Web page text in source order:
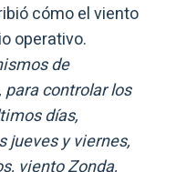
cómo el viento
operativo.
de
controlar los
días,
jueves y viernes,
viento Zonda,